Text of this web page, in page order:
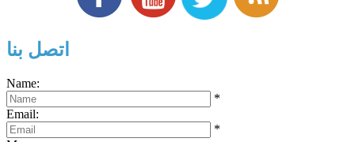
اتصل بنا
Name:
*
Email:
*